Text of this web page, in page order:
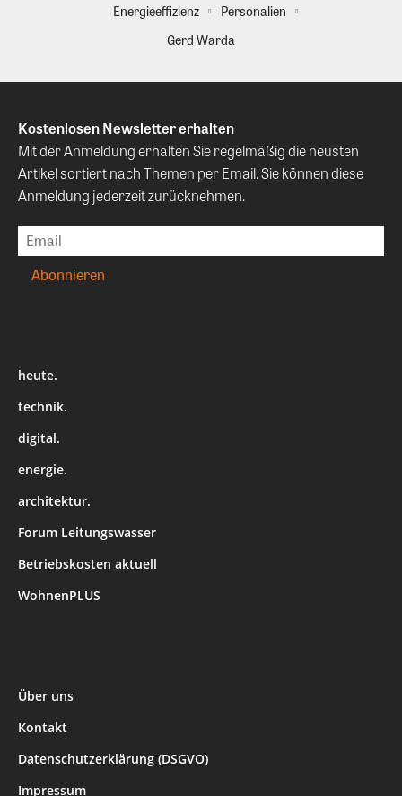
Energieeffizienz
Personalien
Gerd Warda
Kostenlosen Newsletter erhalten
Mit der Anmeldung erhalten Sie regelmäßig die neusten
Artikel sortiert nach Themen per Email. Sie können diese
Anmeldung jederzeit zurücknehmen.
heute.
technik.
digital.
energie.
architektur.
Forum Leitungswasser
Betriebskosten aktuell
WohnenPLUS
Über uns
Kontakt
Datenschutzerklärung (DSGVO)
Impressum